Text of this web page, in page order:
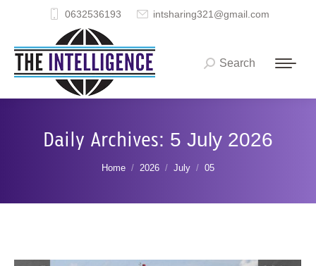
0632536193 intsharing321@gmail.com
Search:
Search
Daily Archives: 5 July 2026
You are here:
Home 2026 July 05